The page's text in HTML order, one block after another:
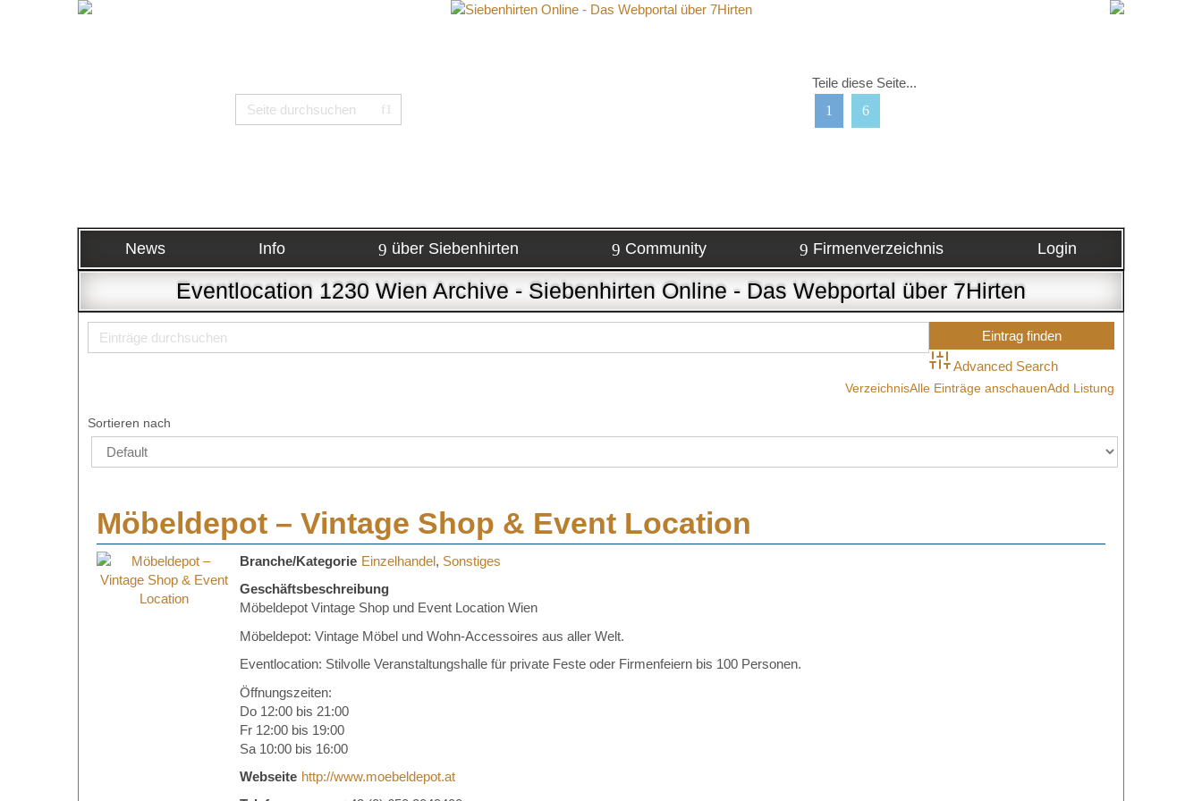
News Info über Siebenhirten Community Firmenverzeichnis Login
Eventlocation 1230 Wien Archive - Siebenhirten Online - Das Webportal über 7Hirten
Teile diese Seite...
Advanced Search
VerzeichnisAlle Einträge anschauenAdd Listung
Sortieren nach
Möbeldepot – Vintage Shop & Event Location
Branche/Kategorie Einzelhandel, Sonstiges
Geschäftsbeschreibung
Möbeldepot Vintage Shop und Event Location Wien
Möbeldepot: Vintage Möbel und Wohn-Accessoires aus aller Welt.
Eventlocation: Stilvolle Veranstaltungshalle für private Feste oder Firmenfeiern bis 100 Personen.
Öffnungszeiten:
Do 12:00 bis 21:00
Fr 12:00 bis 19:00
Sa 10:00 bis 16:00
Webseite http://www.moebeldepot.at